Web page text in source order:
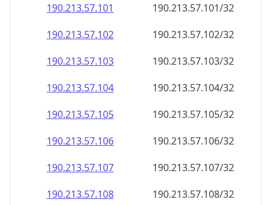
190.213.57.101
190.213.57.101/32
190.213.57.102
190.213.57.102/32
190.213.57.103
190.213.57.103/32
190.213.57.104
190.213.57.104/32
190.213.57.105
190.213.57.105/32
190.213.57.106
190.213.57.106/32
190.213.57.107
190.213.57.107/32
190.213.57.108
190.213.57.108/32